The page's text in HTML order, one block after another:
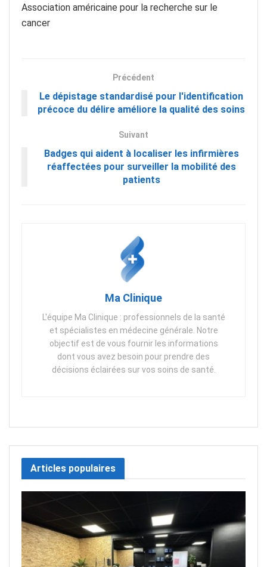
Association américaine pour la recherche sur le
cancer
Précédent
Le dépistage standardisé pour l'identification
précoce du délire améliore la qualité des soins
Suivant
Badges qui aident à localiser les infirmières
réaffectées pour surveiller la mobilité des
patients
Ma Clinique
L'équipe Ma Clinique : professionnels de la santé
et spécialistes en médecine générale. Notre
objectif est de vous fournir les informations
dont vous avez besoin pour prendre des
décisions éclairées sur vos soins de santé.
Articles populaires